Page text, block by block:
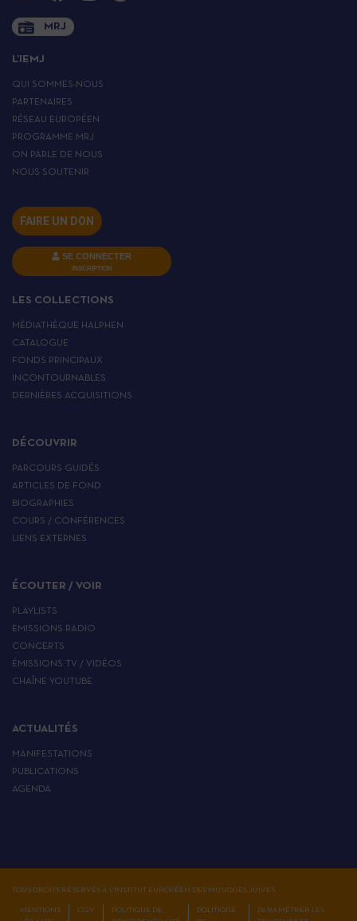
MRJ
L’IEMJ
QUI SOMMES-NOUS
PARTENAIRES
RÉSEAU EUROPÉEN
PROGRAMME MRJ
ON PARLE DE NOUS
NOUS SOUTENIR
FAIRE UN DON
SE CONNECTER
INSCRIPTION
LES COLLECTIONS
MÉDIATHÈQUE HALPHEN
CATALOGUE
FONDS PRINCIPAUX
INCONTOURNABLES
DERNIÈRES ACQUISITIONS
DÉCOUVRIR
PARCOURS GUIDÉS
ARTICLES DE FOND
BIOGRAPHIES
COURS / CONFÉRENCES
LIENS EXTERNES
ÉCOUTER / VOIR
PLAYLISTS
EMISSIONS RADIO
CONCERTS
ÉMISSIONS TV / VIDÉOS
CHAÎNE YOUTUBE
ACTUALITÉS
MANIFESTATIONS
PUBLICATIONS
AGENDA
TOUS DROITS RÉSERVÉS À L'INSTITUT EUROPÉEN DES MUSIQUES JUIVES
MENTIONS
CGV
POLITIQUE DE
POLITIQUE
PARAMÉTRER LES